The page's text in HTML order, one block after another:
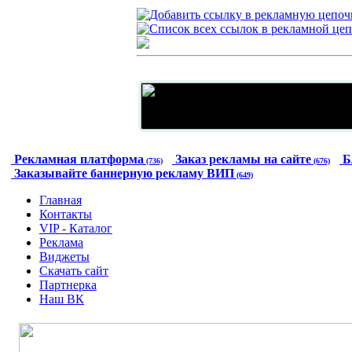
Рекламная платформа (736) Заказ рекламы на сайте (676)
Заказывайте баннерную рекламу ВИП (649)
Главная
Контакты
VIP - Каталог
Реклама
Виджеты
Скачать сайт
Партнерка
Наш ВК